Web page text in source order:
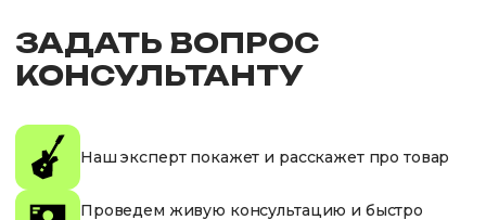
ЗАДАТЬ ВОПРОС
КОНСУЛЬТАНТУ
Наш эксперт покажет и расскажет про товар
Проведем живую консультацию и быстро